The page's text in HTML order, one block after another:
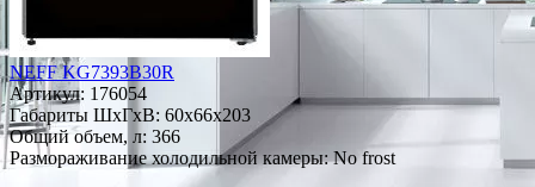
NEFF KG7393B30R
Артикул: 176054
Габариты ШxГxВ: 60x66x203
Общий объем, л: 366
Размораживание холодильной камеры: No frost